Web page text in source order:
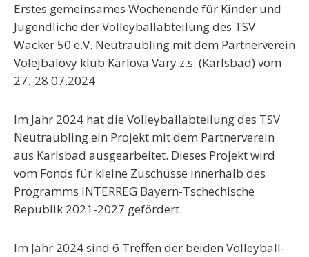
Erstes gemeinsames Wochenende für Kinder und
Jugendliche der Volleyballabteilung des TSV
Wacker 50 e.V. Neutraubling mit dem Partnerverein
Volejbalovy klub Karlova Vary z.s. (Karlsbad) vom
27.-28.07.2024
Im Jahr 2024 hat die Volleyballabteilung des TSV
Neutraubling ein Projekt mit dem Partnerverein
aus Karlsbad ausgearbeitet. Dieses Projekt wird
vom Fonds für kleine Zuschüsse innerhalb des
Programms INTERREG Bayern-Tschechische
Republik 2021-2027 gefördert.
Im Jahr 2024 sind 6 Treffen der beiden Volleyball-